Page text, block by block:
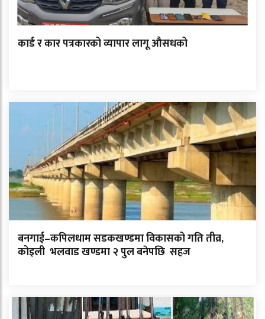
कार्ड र कार पत्रकारको व्यापार लागू औसधको
बनगाई–कपिलधाम सडकखण्डमा विकासको गति तीव्र,
कोइली भलवाड खण्डमा २ पुल बनेपछि सहज